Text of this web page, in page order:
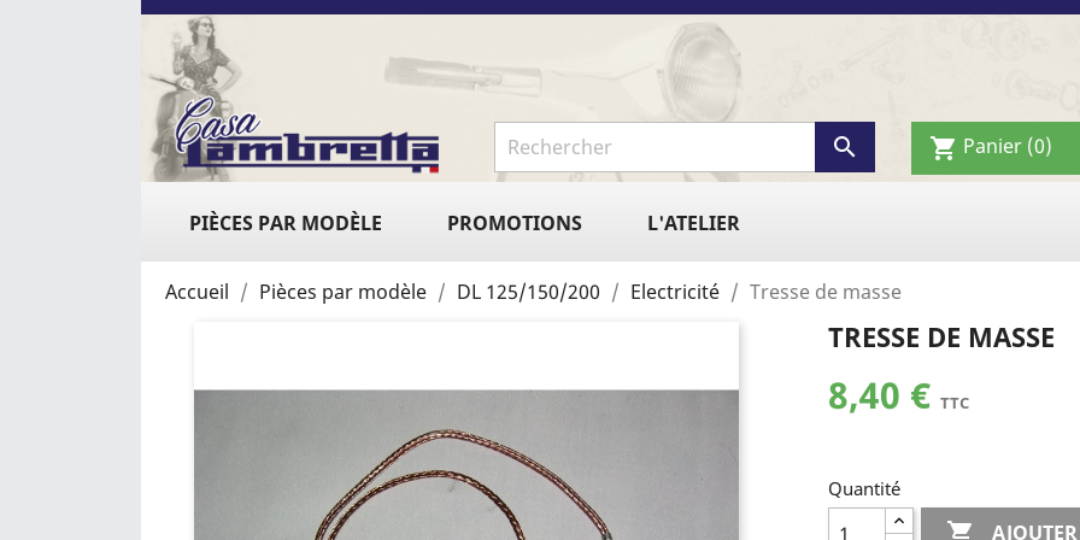
 shopping_cart Panier (0)
PIÈCES PAR MODÈLE PROMOTIONS L'ATELIER
Accueil Pièces par modèle DL 125/150/200 Electricité Tresse de masse
TRESSE DE MASSE
8,40 € TTC
Quantité
